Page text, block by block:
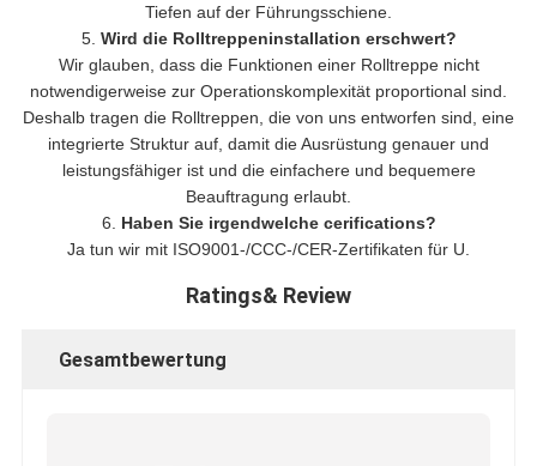
Tiefen auf der Führungsschiene.
5. Wird die Rolltreppeninstallation erschwert?
Wir glauben, dass die Funktionen einer Rolltreppe nicht
notwendigerweise zur Operationskomplexität proportional sind.
Deshalb tragen die Rolltreppen, die von uns entworfen sind, eine
integrierte Struktur auf, damit die Ausrüstung genauer und
leistungsfähiger ist und die einfachere und bequemere
Beauftragung erlaubt.
6. Haben Sie irgendwelche cerifications?
Ja tun wir mit ISO9001-/CCC-/CER-Zertifikaten für U.
Ratings& Review
Gesamtbewertung